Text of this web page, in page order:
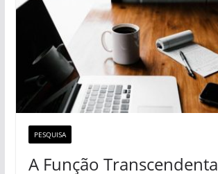
PESQUISA
A Função